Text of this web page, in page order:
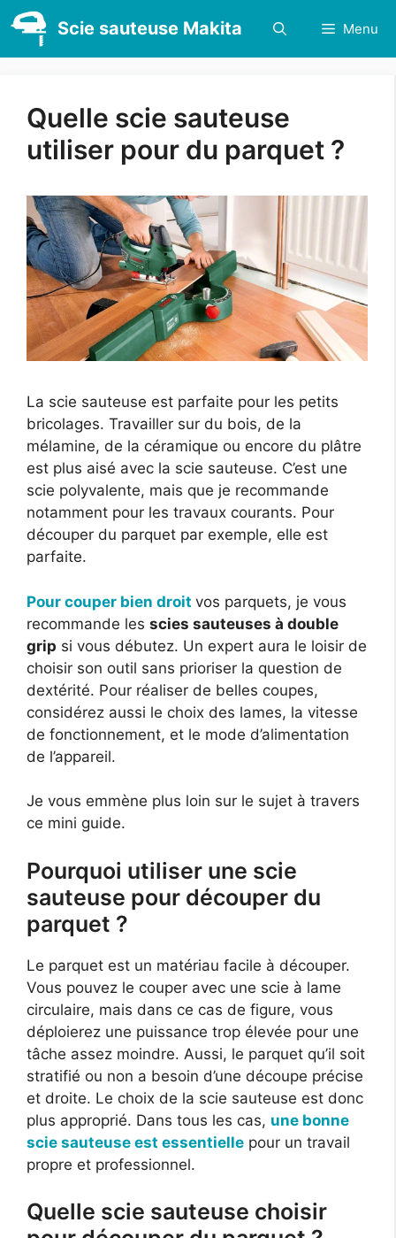
Aller
au
contenu
Scie sauteuse Makita Menu
Quelle scie sauteuse
utiliser pour du parquet ?
La scie sauteuse est parfaite pour les petits
bricolages. Travailler sur du bois, de la
mélamine, de la céramique ou encore du plâtre
est plus aisé avec la scie sauteuse. C’est une
scie polyvalente, mais que je recommande
notamment pour les travaux courants. Pour
découper du parquet par exemple, elle est
parfaite.
Pour couper bien droit vos parquets, je vous
recommande les scies sauteuses à double
grip si vous débutez. Un expert aura le loisir de
choisir son outil sans prioriser la question de
dextérité. Pour réaliser de belles coupes,
considérez aussi le choix des lames, la vitesse
de fonctionnement, et le mode d’alimentation
de l’appareil.
Je vous emmène plus loin sur le sujet à travers
ce mini guide.
Pourquoi utiliser une scie
sauteuse pour découper du
parquet ?
Le parquet est un matériau facile à découper.
Vous pouvez le couper avec une scie à lame
circulaire, mais dans ce cas de figure, vous
déploierez une puissance trop élevée pour une
tâche assez moindre. Aussi, le parquet qu’il soit
stratifié ou non a besoin d’une découpe précise
et droite. Le choix de la scie sauteuse est donc
plus approprié. Dans tous les cas, une bonne
scie sauteuse est essentielle pour un travail
propre et professionnel.
Quelle scie sauteuse choisir